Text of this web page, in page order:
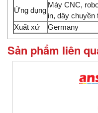
Ứng dụng
Máy CNC,
in, dây
Xuất xứ
Germany
Sản phẩm liên